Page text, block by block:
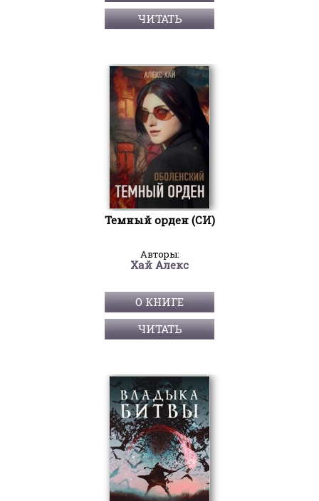
ЧИТАТЬ
Темный орден (СИ)
Авторы:
Хай Алекс
О КНИГЕ
ЧИТАТЬ